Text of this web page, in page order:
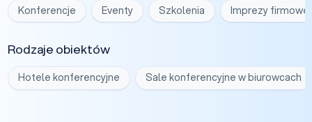
Konferencje Eventy Szkolenia Imprezy firmowe
Rodzaje obiektów
Hotele konferencyjne Sale konferencyjne w biurowcach